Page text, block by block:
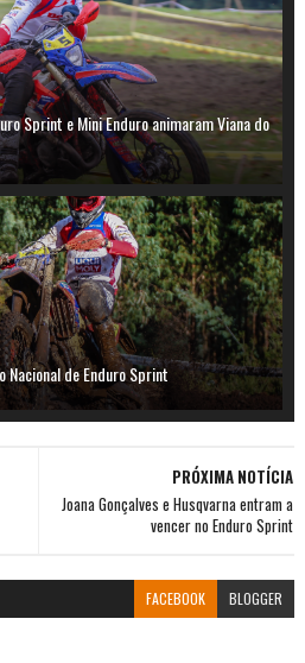
Sprint e Mini Enduro animaram Viana do
de Enduro Sprint
PRÓXIMA NOTÍCIA
Joana Gonçalves e Husqvarna entram a
vencer no Enduro Sprint
FACEBOOK BLOGGER